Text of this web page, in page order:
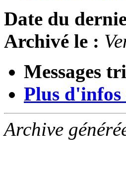
Date du
Archivé le :
Messages
Plus d'infos
Archive